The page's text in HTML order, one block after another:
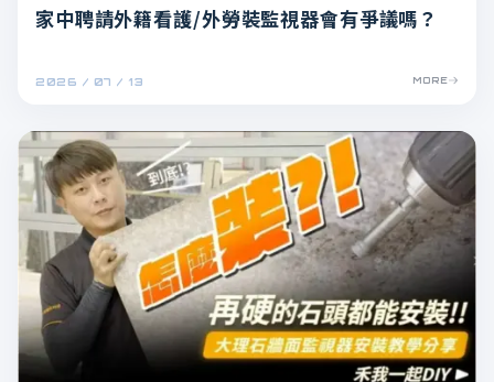
2026 / 07 / 13
家中聘請外籍看護/外勞裝監視器會有爭議嗎？
MORE